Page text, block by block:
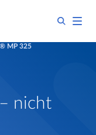
MP 325
nicht